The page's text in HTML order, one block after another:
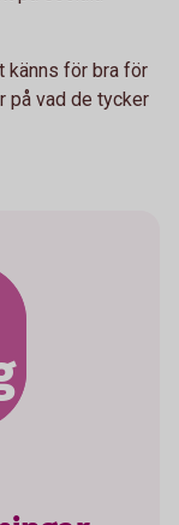
känns för bra för
på vad de tycker